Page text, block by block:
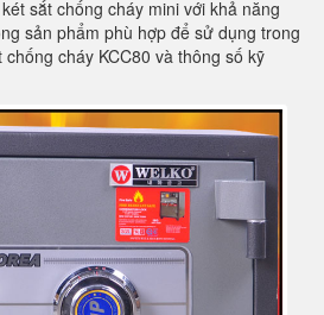
sắt chống cháy mini với khả năng
sản phẩm phù hợp để sử dụng trong
cháy KCC80 và thông số kỹ